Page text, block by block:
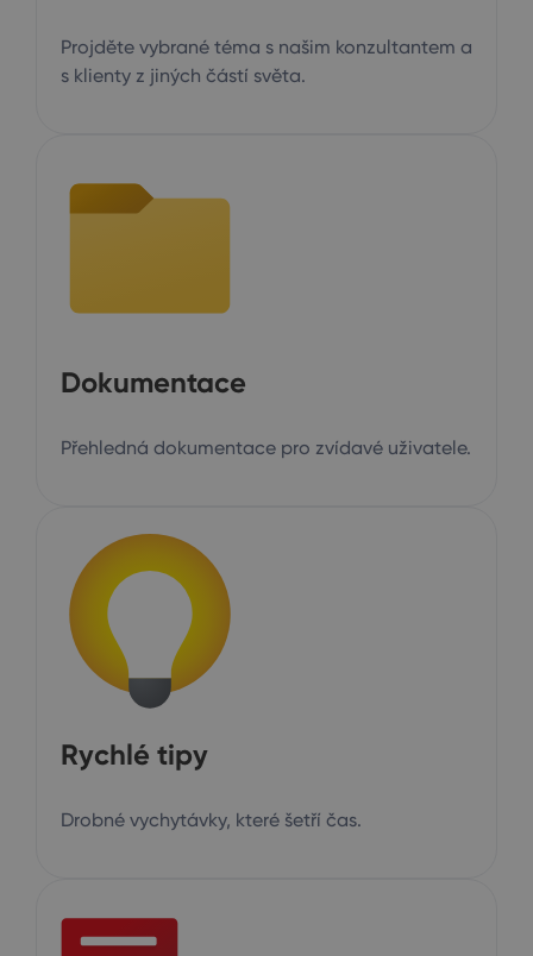
Projděte vybrané téma s našim konzultantem a
s klienty z jiných částí světa.
Dokumentace
Přehledná dokumentace pro zvídavé uživatele.
Rychlé tipy
Drobné vychytávky, které šetří čas.